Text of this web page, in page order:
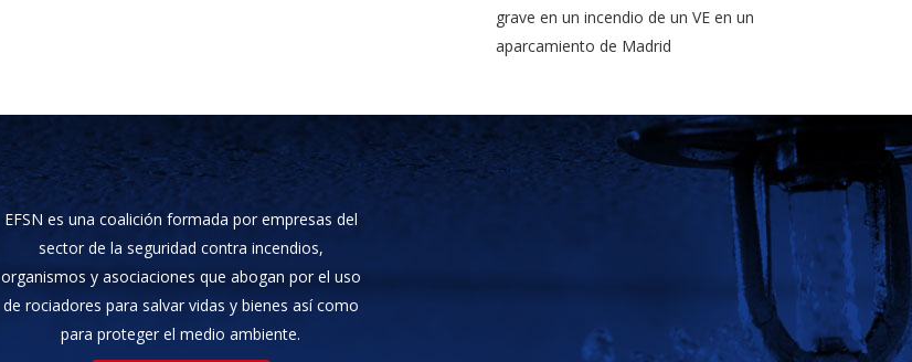
grave en un incendio de un VE en un
aparcamiento de Madrid
EFSN es una coalición formada por empresas del
sector de la seguridad contra incendios,
organismos y asociaciones que abogan por el uso
de rociadores para salvar vidas y bienes así como
para proteger el medio ambiente.